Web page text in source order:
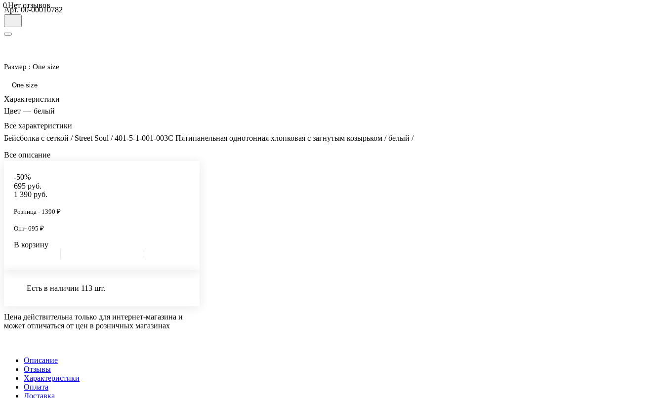
0Нет отзывов
Арт.00-00010782
Размер : One size
One size
Характеристики
Цвет — белый
Все характеристики
Бейсболка с сеткой / Street Soul / 401-5-1-001-003C Пятипанельная однотонная хлопковая с загнутым козырьком / белый /
Все описание
-50%
695 руб.
1 390 руб.
Розница - 1390 ₽
Опт- 695 ₽
В корзину
Есть в наличии 113 шт.
Цена действительна только для интернет-магазина и
может отличаться от цен в розничных магазинах
Описание
Отзывы
Характеристики
Оплата
Доставка